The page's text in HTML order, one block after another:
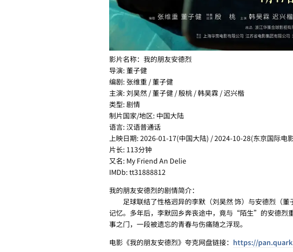
影片名称：我的朋友安德烈
导演: 董子健
编剧: 张维重 / 董子健
主演: 刘昊然 / 董子健 / 殷桃 / 韩昊霖 / 迟兴楷
类型: 剧情
制片国家/地区: 中国大陆
语言: 汉语普通话
上映日期: 2026-01-17(中国大陆) / 2024-10-28(东京国际电
片长: 113分钟
又名: My Friend An Delie
IMDb: tt31888812
我的朋友安德烈的剧情简介：
足球联结了性格迥异的李默（刘昊然 饰）与安德烈（董
记忆。多年后，李默回乡奔丧途中，竟与“陌生”的安德烈
事之门，一段被遗忘的青春与伤痛随之浮现。
电影《我的朋友安德烈》夸克网盘链接： https://